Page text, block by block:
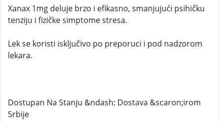
Xanax 1mg deluje brzo i efikasno, smanjujući psihičku
tenziju i fizičke simptome stresa.
Lek se koristi isključivo po preporuci i pod nadzorom
lekara.
Dostupan Na Stanju &ndash; Dostava &scaron;irom
Srbije